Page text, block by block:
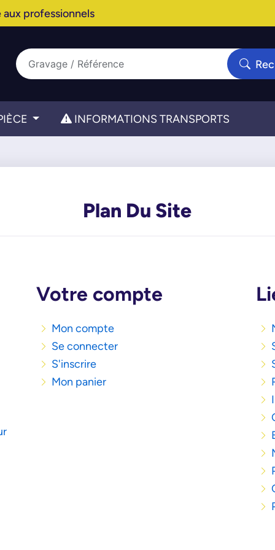
professionnels
INFORMATIONS TRANSPORTS
Plan Du Site
Votre compte
Mon compte
Se connecter
S'inscrire
Mon panier